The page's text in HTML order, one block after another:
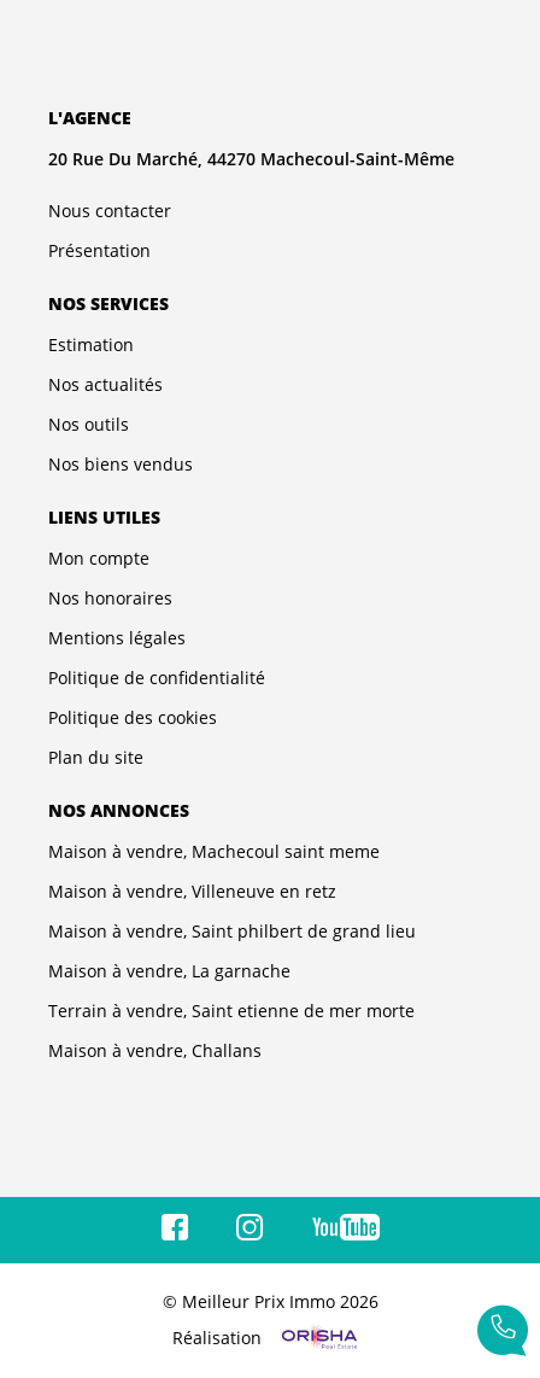
L'AGENCE
20 Rue Du Marché, 44270 Machecoul-Saint-Même
Nous contacter
Présentation
NOS SERVICES
Estimation
Nos actualités
Nos outils
Nos biens vendus
LIENS UTILES
Mon compte
Nos honoraires
Mentions légales
Politique de confidentialité
Politique des cookies
Plan du site
NOS ANNONCES
Maison à vendre, Machecoul saint meme
Maison à vendre, Villeneuve en retz
Maison à vendre, Saint philbert de grand lieu
Maison à vendre, La garnache
Terrain à vendre, Saint etienne de mer morte
Maison à vendre, Challans
© Meilleur Prix Immo 2026
Réalisation